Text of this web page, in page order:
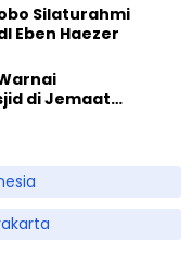
Silaturahmi
Eben Haezer
di Jemaat